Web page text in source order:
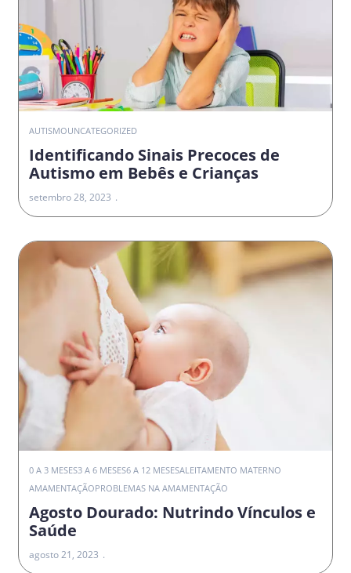
AUTISMOUNCATEGORIZED
Identificando Sinais Precoces de
Autismo em Bebês e Crianças
setembro 28, 2023
0 A 3 MESES3 A 6 MESES6 A 12 MESESALEITAMENTO MATERNO
AMAMENTAÇÃOPROBLEMAS NA AMAMENTAÇÃO
Agosto Dourado: Nutrindo Vínculos e
Saúde
agosto 21, 2023